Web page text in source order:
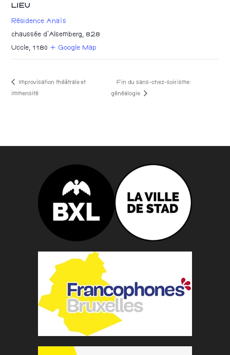
LIEU
Résidence Anaïs
chaussée d’Alsemberg, 828
Uccle, 1180 + Google Map
Improvisation théâtrale et
immensité
Fin du sans-chez-soirisme:
généalogie